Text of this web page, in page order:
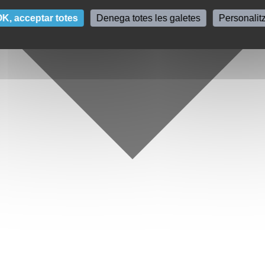
acceptar totes Denega totes les galetes